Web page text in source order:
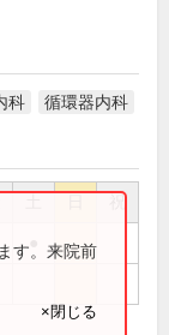
科 循環器内科
祝
す。来院前
×閉じる